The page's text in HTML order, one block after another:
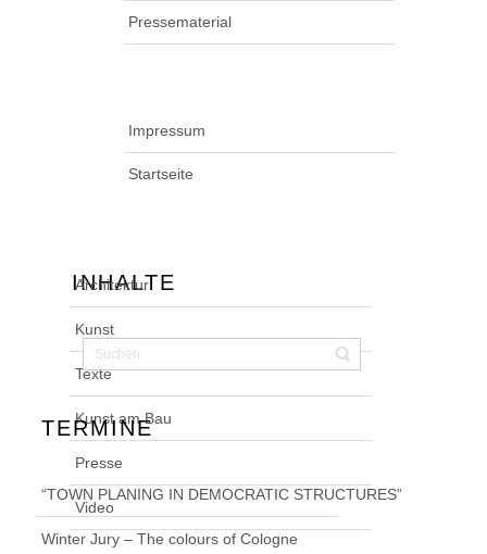
Pressematerial
Impressum
Startseite
Architektur
Kunst
Texte
Kunst am Bau
Presse
Video
INHALTE
TERMINE
“TOWN PLANING IN DEMOCRATIC STRUCTURES”
Winter Jury – The colours of Cologne